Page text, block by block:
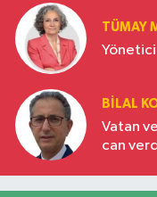
TÜMAY
BILAL
Vatan
can